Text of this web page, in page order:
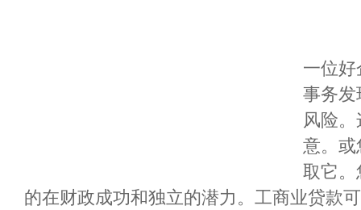
一位
事务发
风险
意。或
取它。
的在财政成功和独立的潜力。工商业贷款